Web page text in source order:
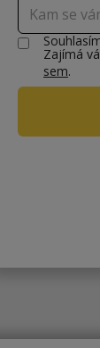
Zajímá
sem.